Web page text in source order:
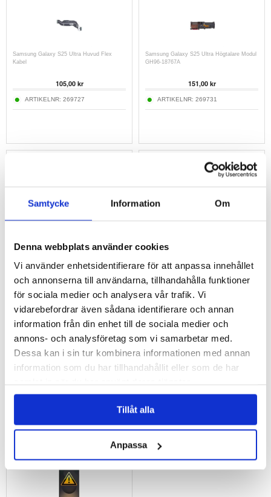
Samtycke Information Om
Denna webbplats använder cookies
Vi använder enhetsidentifierare för att anpassa innehållet
och annonserna till användarna, tillhandahålla funktioner
för sociala medier och analysera vår trafik. Vi
vidarebefordrar även sådana identifierare och annan
information från din enhet till de sociala medier och
annons- och analysföretag som vi samarbetar med.
Dessa kan i sin tur kombinera informationen med annan
information som du har tillhandahållit eller som de har
Tillåt alla
Anpassa
Samsung Galaxy S25 Ultra Huvud Flex
Kabel
105,00 kr
ARTIKELNR: 269727
Samsung Galaxy S25 Ultra Högtalare Modul
GH96-18767A
151,00 kr
ARTIKELNR: 269731
Samsung Galaxy S25 Ultra
ARTIKELNR:269605
Samsung Galaxy S25 Ultra
ARTIKELNR:
Samsung Galaxy S25 Ultra LCD Display
GH82-36588A
Samsung Galaxy S25 Ultra LCD-display &
Pekskärm Reparation